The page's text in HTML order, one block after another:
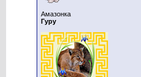
Амазонка
Гуру